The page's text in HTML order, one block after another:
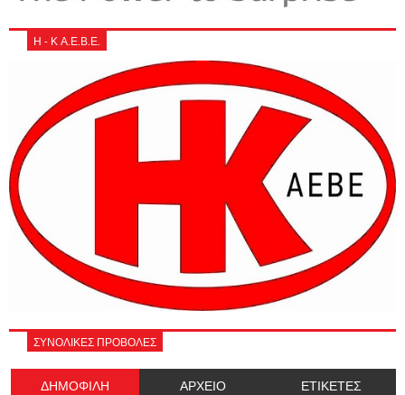
Η - Κ Α.Ε.Β.Ε.
ΣΥΝΟΛΙΚΕΣ ΠΡΟΒΟΛΕΣ
ΔΗΜΟΦΙΛΗ ΑΡΧΕΙΟ ΕΤΙΚΕΤΕΣ